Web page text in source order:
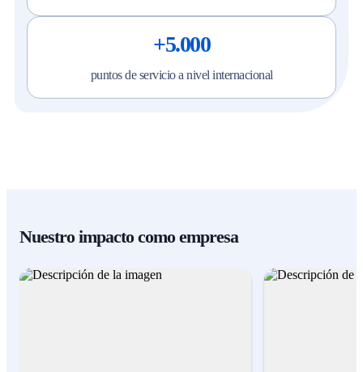
+5.000
puntos de servicio a nivel internacional
Nuestro impacto como empresa